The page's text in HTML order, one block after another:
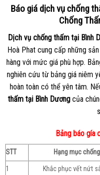
Báo giá dịch vụ chống
Chống
Dịch vụ chống thấm tại Bình
Hoà Phat cung cấp những
hàng với mức giá phù hợp.
nghiên cứu từ bảng giá niêm
hoàn toàn có thể yên tâm.
thấm tại Bình Dương của
Bảng báo gía
STT Hạng mục
1
Khắc phục vết nứt